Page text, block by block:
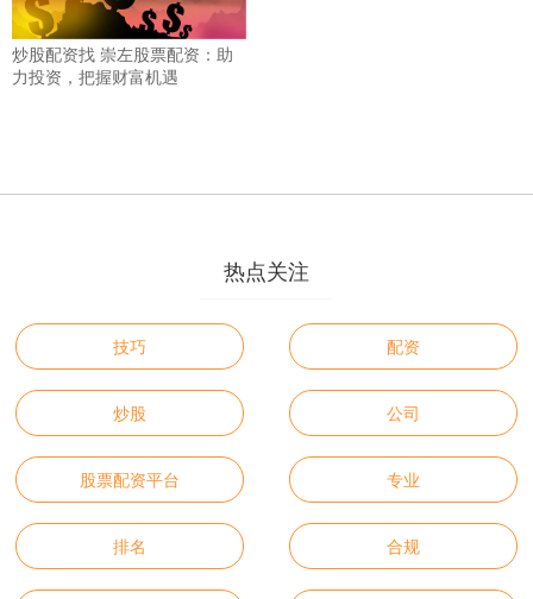
炒股配资找 崇左股票配资：助
力投资，把握财富机遇
热点关注
技巧 配资
炒股 公司
股票配资平台 专业
排名 合规